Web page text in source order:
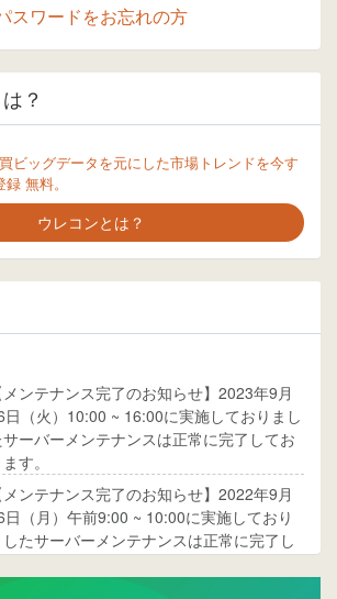
スワードをお忘れの方
？
ビッグデータを元にした市場トレンドを今す
無料。
ウレコンとは？
メンテナンス完了のお知らせ】2023年9月
日（火）10:00 ~ 16:00に実施しておりまし
サーバーメンテナンスは正常に完了してお
す。
メンテナンス完了のお知らせ】2022年9月
日（月）午前9:00 ~ 10:00に実施しており
したサーバーメンテナンスは正常に完了し